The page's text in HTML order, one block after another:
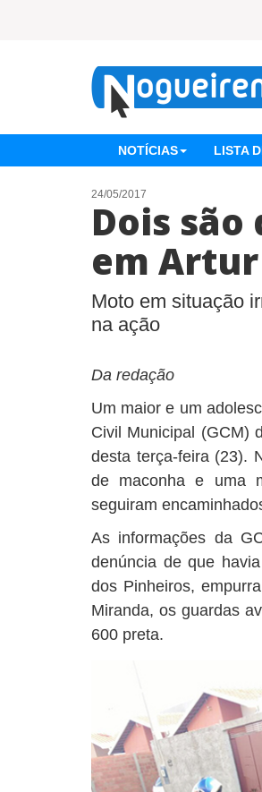
NOTÍCIAS LISTA
24/05/2017
Dois
em
Moto em situação
na ação
Da redação
Um maior e um
Civil Municipal (GCM)
desta terça-feira (23).
de maconha e uma
seguiram
As informações da
denúncia de que
dos Pinheiros,
Miranda, os guardas
600 preta.